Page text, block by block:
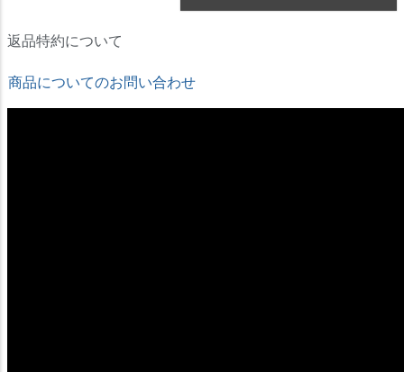
返品特約について
商品についてのお問い合わせ